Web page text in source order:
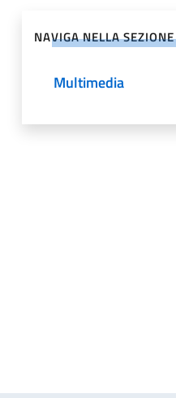
NAVIGA NELLA SEZIONE
Multimedia